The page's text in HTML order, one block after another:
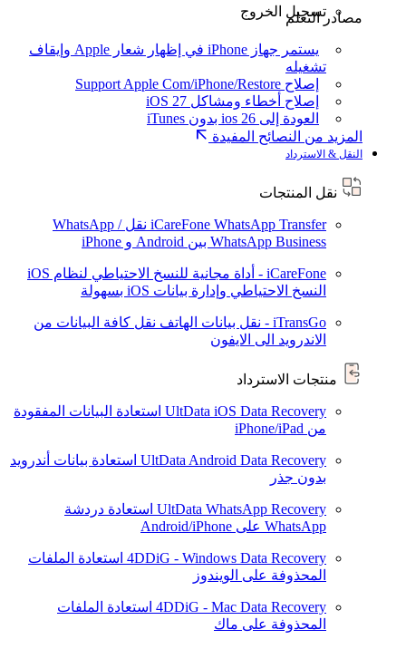
تسجيل الخروج
مصادر التعلم
يستمر جهاز iPhone في إظهار شعار Apple وإيقاف
تشغيله
إصلاح Support Apple Com/iPhone/Restore
إصلاح أخطاء ومشاكل iOS 27
العودة إلى ios 26 بدون iTunes
المزيد من النصائح المفيدة
النقل & الاسترداد
نقل المنتجات
iCareFone WhatsApp Transfer
نقل WhatsApp /
WhatsApp Business بين Android و iPhone
iCareFone - أداة مجانية للنسخ الاحتياطي لنظام iOS
النسخ الاحتياطي وإدارة بيانات iOS بسهولة
iTransGo - نقل بيانات الهاتف
نقل كافة البيانات من
الاندرويد الى الايفون
منتجات الاسترداد
UltData iOS Data Recovery استعادة البيانات المفقودة
من iPhone/iPad
UltData Android Data Recovery استعادة بيانات أندرويد
بدون جذر
UltData WhatsApp Recovery استعادة دردشة
WhatsApp على Android/iPhone
4DDiG - Windows Data Recovery استعادة الملفات
المحذوفة على الويندوز
4DDiG - Mac Data Recovery استعادة الملفات
المحذوفة على ماك